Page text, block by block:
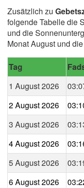
Zusätzlich zu
folgende Tabelle die
und die
Monat August und
Tag
1 August 2026
2 August 2026
3 August 2026
4 August 2026
5 August 2026
6 August 2026